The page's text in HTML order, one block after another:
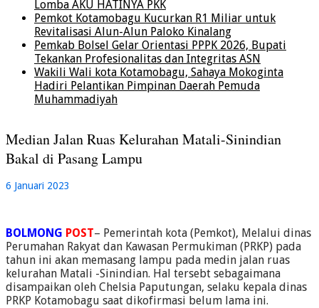
Lomba AKU HATINYA PKK
Pemkot Kotamobagu Kucurkan R1 Miliar untuk
Revitalisasi Alun-Alun Paloko Kinalang
Pemkab Bolsel Gelar Orientasi PPPK 2026, Bupati
Tekankan Profesionalitas dan Integritas ASN
Wakili Wali kota Kotamobagu, Sahaya Mokoginta
Hadiri Pelantikan Pimpinan Daerah Pemuda
Muhammadiyah
Median Jalan Ruas Kelurahan Matali-Sinindian
Bakal di Pasang Lampu
6 Januari 2023
BOLMONG POST– Pemerintah kota (Pemkot), Melalui dinas
Perumahan Rakyat dan Kawasan Permukiman (PRKP) pada
tahun ini akan memasang lampu pada medin jalan ruas
kelurahan Matali -Sinindian. Hal tersebt sebagaimana
disampaikan oleh Chelsia Paputungan, selaku kepala dinas
PRKP Kotamobagu saat dikofirmasi belum lama ini.